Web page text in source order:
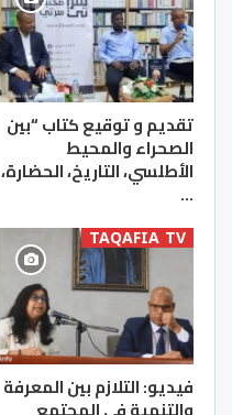
تقديم و توقيع كتاب “بين
الصحراء والمحيط
الأطلسي، التاريخ، الحضارة،
…
TAQAFIA TV
فيديو: التلازم بين المعرفة